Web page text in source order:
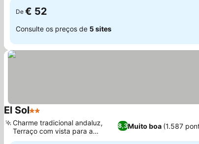
De € 52
Consulte os preços de 5 sites
El Sol2 Estrelas
8,3Muito boa (1.587
Charme tradicional andaluz,
Terraço com vista para a
montanha